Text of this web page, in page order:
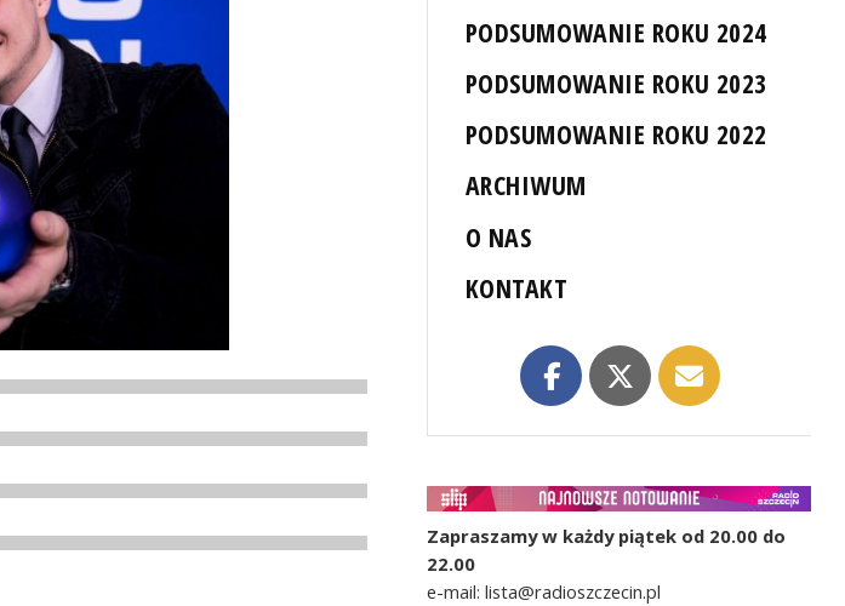
PODSUMOWANIE ROKU 2024
PODSUMOWANIE ROKU 2023
PODSUMOWANIE ROKU 2022
ARCHIWUM
O NAS
KONTAKT
Zapraszamy w każdy piątek od 20.00 do
22.00
e-mail: lista@radioszczecin.pl